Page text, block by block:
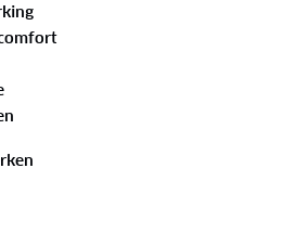
vervanging toe? Lever het in
draagt maat S